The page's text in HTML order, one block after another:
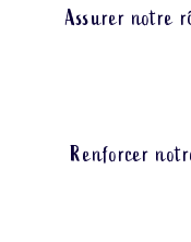
Assurer notre
Renforcer